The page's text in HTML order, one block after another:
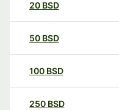
20 BSD
50 BSD
100 BSD
250 BSD